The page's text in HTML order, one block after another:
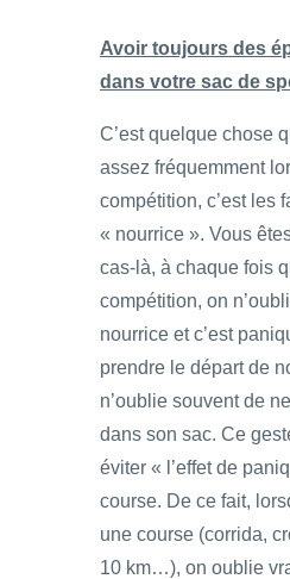
Avoir toujours des
dans votre sac de
C’est quelque chose
assez fréquemment
compétition, c’est les
« nourrice ». Vous
cas-là, à chaque fois
compétition, on
nourrice et c’est
prendre le départ de
n’oublie souvent de
dans son sac. Ce
éviter « l’effet de
course. De ce fait,
une course (corrida,
10 km…), on oublie